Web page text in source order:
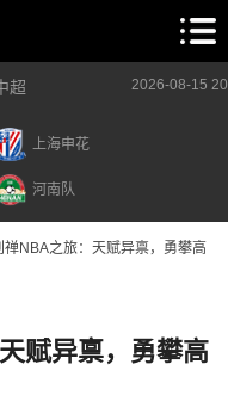
超 2026-08-15
上海申花
河南队
禅NBA之旅：天赋异禀，勇攀高
赋异禀，勇攀高